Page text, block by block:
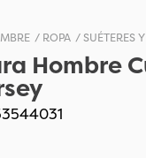
ROPA SUÉTERES
Hombre